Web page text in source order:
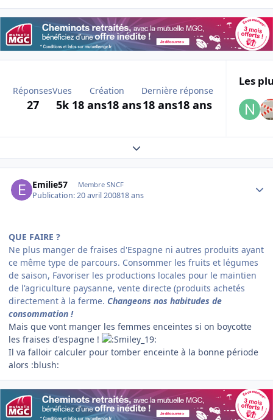
Réponses
27
Vues
5k
Création
18 ans18 ans
Dernière réponse
18 ans18 ans
Les
Expand topic overview
Emilie57 Membre SNCF
Publication:20 avril 200818 ans
QUE FAIRE ?
Ne plus manger de fraises d'Espagne ni autres produits ayant
ce même type de parcours. Consommer les fruits et légumes
de saison, Favoriser les productions locales pour le maintien
de l'agriculture paysanne, vente directe (produits achetés
directement à la ferme. Changeons nos habitudes de
consommation !
Mais que vont manger les femmes enceintes si on boycotte
les fraises d'espagne !
Il va falloir calculer pour tomber enceinte à la bonne période
alors :blush: